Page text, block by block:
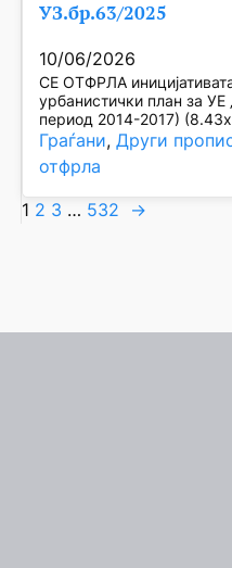
УЗ.бр.63/2025
10/06/2026
СЕ ОТФРЛА
урбанистички план за УЕ
период 2014-2017)
Граѓани, Други
отфрла
1 2 3 … 532 →